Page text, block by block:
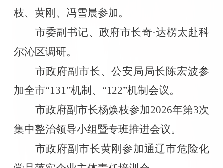
枝、黄刚、冯雪晨参加。
市委副书记、政府市长奇·达楞太赴科
尔沁区调研。
市政府副市长、公安局局长陈宏波参
加全市“131 ”机制、“122”机制会议。
市政府副市长杨焕枝参加2026年第3次
集中整治领导小组暨专班推进会议。
市政府副市长黄刚参加通辽市危险化